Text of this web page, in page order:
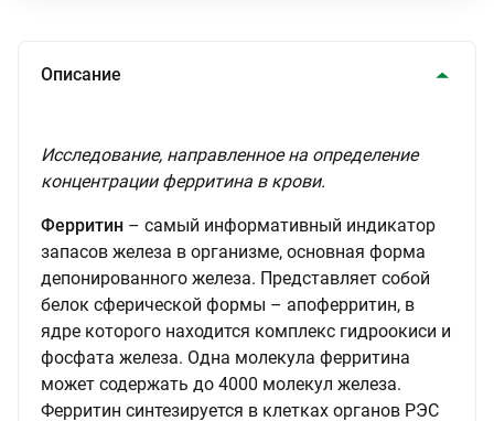
Описание
Исследование, направленное на определение
концентрации ферритина в крови.
Ферритин – самый информативный индикатор
запасов железа в организме, основная форма
депонированного железа. Представляет собой
белок сферической формы – апоферритин, в
ядре которого находится комплекс гидроокиси и
фосфата железа. Одна молекула ферритина
может содержать до 4000 молекул железа.
Ферритин синтезируется в клетках органов РЭС